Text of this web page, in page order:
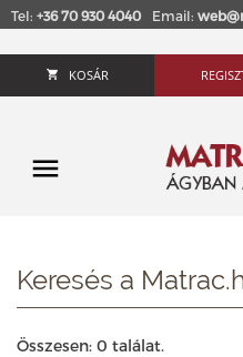
Tel: +36 70 930 4040 Email:
KOSÁR
Keresés a
Összesen: 0 találat.